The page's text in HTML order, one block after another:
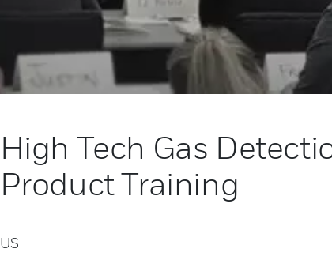
High Tech Gas
Product Training
US